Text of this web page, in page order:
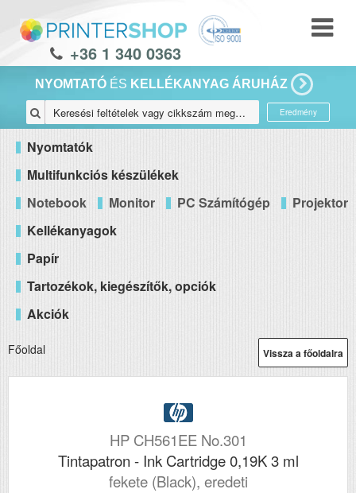
+36 1 340 0363
NYOMTATÓ ÉS KELLÉKANYAG ÁRUHÁZ
Eredmény
Nyomtatók
Multifunkciós készülékek
Notebook
Monitor PC Számítógép
Projektor
Kellékanyagok
Papír
Tartozékok, kiegészítők, opciók
Akciók
Vissza a főoldalra
Főoldal
HP CH561EE No.301
Tintapatron - Ink Cartridge 0,19K 3 ml
fekete (Black), eredeti